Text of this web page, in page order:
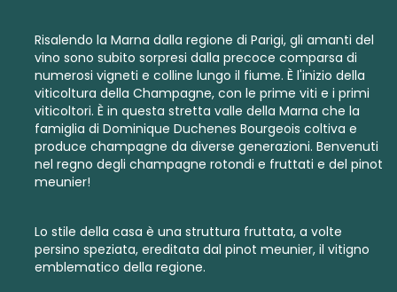
Risalendo la Marna dalla regione di Parigi, gli amanti del
vino sono subito sorpresi dalla precoce comparsa di
numerosi vigneti e colline lungo il fiume. È l'inizio della
viticoltura della Champagne, con le prime viti e i primi
viticoltori. È in questa stretta valle della Marna che la
famiglia di Dominique Duchenes Bourgeois coltiva e
produce champagne da diverse generazioni. Benvenuti
nel regno degli champagne rotondi e fruttati e del pinot
meunier!
Lo stile della casa è una struttura fruttata, a volte
persino speziata, ereditata dal pinot meunier, il vitigno
emblematico della regione.